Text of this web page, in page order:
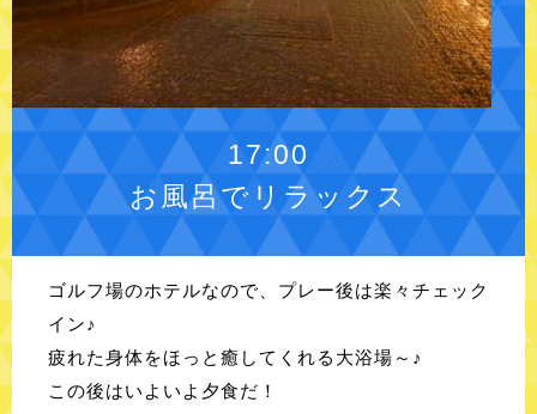
17:00
お風呂でリラックス
ゴルフ場のホテルなので、プレー後は楽々チェック
イン♪
疲れた身体をほっと癒してくれる大浴場～♪
この後はいよいよ夕食だ！